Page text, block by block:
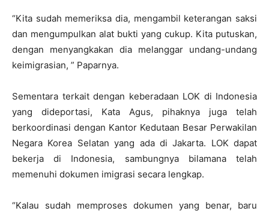
“Kita sudah memeriksa dia, mengambil keterangan saksi
dan mengumpulkan alat bukti yang cukup. Kita putuskan,
dengan menyangkakan dia melanggar undang-undang
keimigrasian, ” Paparnya.
Sementara terkait dengan keberadaan LOK di Indonesia
yang dideportasi, Kata Agus, pihaknya juga telah
berkoordinasi dengan Kantor Kedutaan Besar Perwakilan
Negara Korea Selatan yang ada di Jakarta. LOK dapat
bekerja di Indonesia, sambungnya bilamana telah
memenuhi dokumen imigrasi secara lengkap.
“Kalau sudah memproses dokumen yang benar, baru